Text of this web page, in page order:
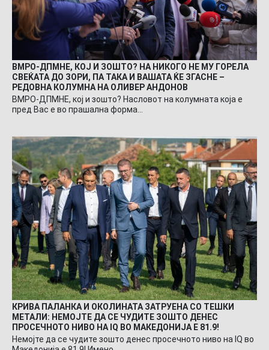
ВМРО-ДПМНЕ, КОЈ И ЗОШТО? НА НИКОГО НЕ МУ ГОРЕЛА
СВЕЌАТА ДО ЗОРИ, ПА ТАКА И ВАШАТА ЌЕ ЗГАСНЕ –
РЕДОВНА КОЛУМНА НА ОЛИВЕР АНДОНОВ
ВМРО-ДПМНЕ, кој и зошто? Насловот на колумната која е
пред Вас е во прашална форма…
КРИВА ПАЛАНКА И ОКОЛИНАТА ЗАТРУЕНА СО ТЕШКИ
МЕТАЛИ: НЕМОЈТЕ ДА СЕ ЧУДИТЕ ЗОШТО ДЕНЕС
ПРОСЕЧНОТО НИВО НА IQ ВО МАКЕДОНИЈА Е 81.9!
Немојте да се чудите зошто денес просечното ниво на IQ во